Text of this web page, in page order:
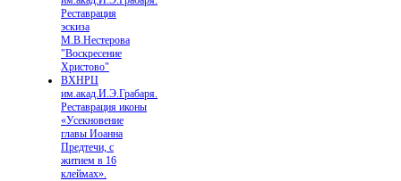
Реставрация
эскиза
М.В.Нестерова
"Воскресение
Христово"
ВХНРЦ
им.акад.И.Э.Грабаря.
Реставрация иконы
«Усекновение
главы Иоанна
Предтечи, с
житием в 16
клеймах».